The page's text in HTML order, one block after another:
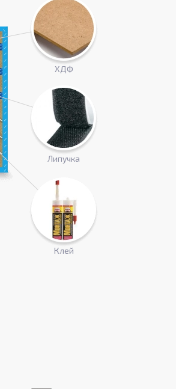
Клей
ХДФ
Липучка